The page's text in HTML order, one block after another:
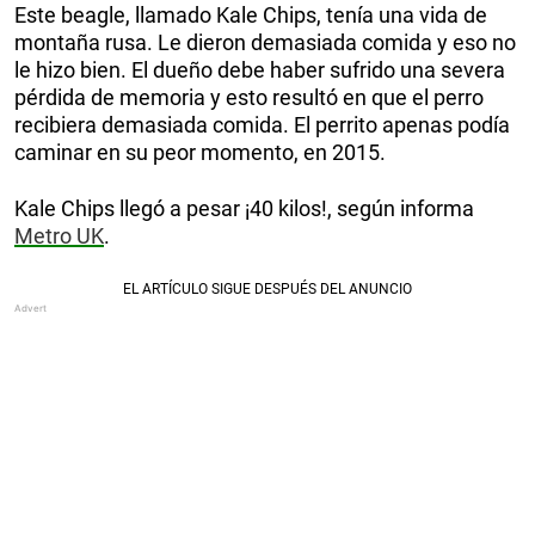
Este beagle, llamado Kale Chips, tenía una vida de
montaña rusa. Le dieron demasiada comida y eso no
le hizo bien. El dueño debe haber sufrido una severa
pérdida de memoria y esto resultó en que el perro
recibiera demasiada comida. El perrito apenas podía
caminar en su peor momento, en 2015.
Kale Chips llegó a pesar ¡40 kilos!, según informa
Metro UK.